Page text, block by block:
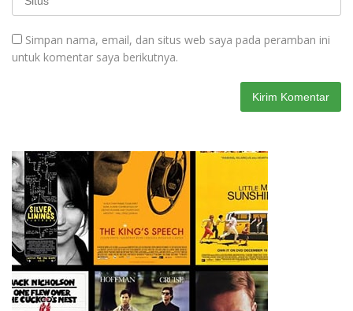
Simpan nama, email, dan situs web saya pada peramban ini
untuk komentar saya berikutnya.